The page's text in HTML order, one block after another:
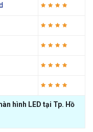
hình LED tại Tp. Hồ